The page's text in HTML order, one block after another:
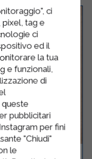
ci
tag e
ci
ed il
la tua
e funzionali,
di
pubblicitari
per fini
"Chiudi"
le